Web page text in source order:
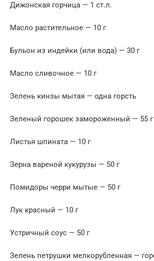
Дижонская горчица — 1 ст.л.
Масло растительное — 10 г
Бульон из индейки (или вода) — 30 г
Масло сливочное — 10 г
Зелень кинзы мытая — одна горсть
Зеленый горошек замороженный — 55 г
Листья шпината — 10 г
Зерна вареной кукурузы — 50 г
Помидоры черри мытые — 50 г
Лук красный — 10 г
Устричный соус — 50 г
Зелень петрушки мелкорубленная —